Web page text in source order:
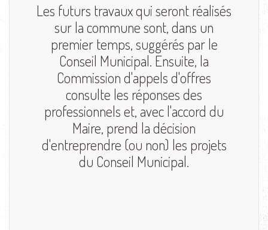
Les futurs travaux qui seront réalisés
sur la commune sont, dans un
premier temps, suggérés par le
Conseil Municipal. Ensuite, la
Commission d'appels d'offres
consulte les réponses des
professionnels et, avec l'accord du
Maire, prend la décision
d'entreprendre (ou non) les projets
du Conseil Municipal.